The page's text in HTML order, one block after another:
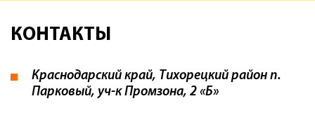
КОНТАКТЫ
Краснодарский край, Тихорецкий район п.
Парковый, уч-к Промзона, 2 «Б»